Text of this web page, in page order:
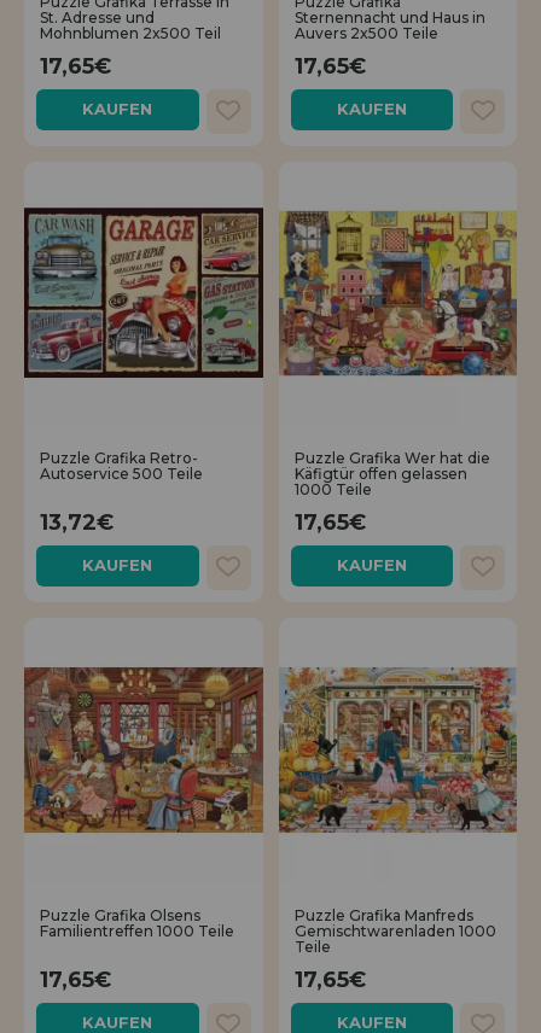
St. Adresse und
Mohnblumen 2x500 Teil
17,65€
KAUFEN
Sternennacht und Haus in
Auvers 2x500 Teile
17,65€
KAUFEN
Puzzle Grafika Retro-
Autoservice 500 Teile
13,72€
KAUFEN
Puzzle Grafika Wer hat die
Käfigtür offen gelassen
1000 Teile
17,65€
KAUFEN
Puzzle Grafika Olsens
Familientreffen 1000 Teile
17,65€
KAUFEN
Puzzle Grafika Manfreds
Gemischtwarenladen 1000
Teile
17,65€
KAUFEN